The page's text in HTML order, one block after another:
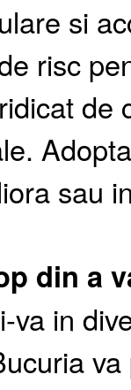
si
risc
de
sau
din a
va in